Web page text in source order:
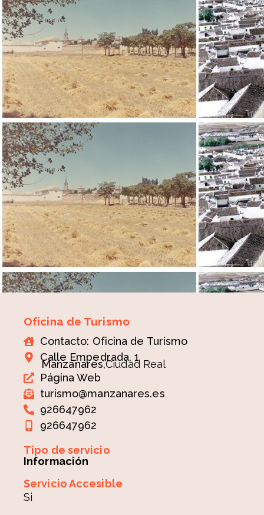
Oficina de Turismo
Contacto: Oficina de Turismo
Calle Empedrada, 1
Manzanares,Ciudad Real
Página Web
turismo@manzanares.es
926647962
926647962
Tipo de servicio
Información
Servicio Accesible
Si